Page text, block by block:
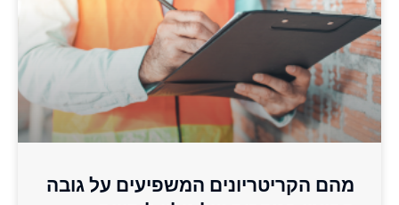
מהם הקריטריונים המשפיעים על גובה